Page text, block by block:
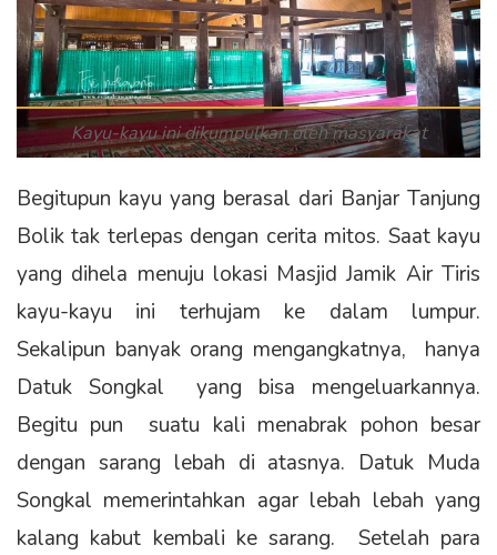
Kayu-kayu ini dikumpulkan oleh masyarakat
Begitupun kayu yang berasal dari Banjar Tanjung
Bolik tak terlepas dengan cerita mitos. Saat kayu
yang dihela menuju lokasi Masjid Jamik Air Tiris
kayu-kayu ini terhujam ke dalam lumpur.
Sekalipun banyak orang mengangkatnya, hanya
Datuk Songkal yang bisa mengeluarkannya.
Begitu pun suatu kali menabrak pohon besar
dengan sarang lebah di atasnya. Datuk Muda
Songkal memerintahkan agar lebah lebah yang
kalang kabut kembali ke sarang. Setelah para